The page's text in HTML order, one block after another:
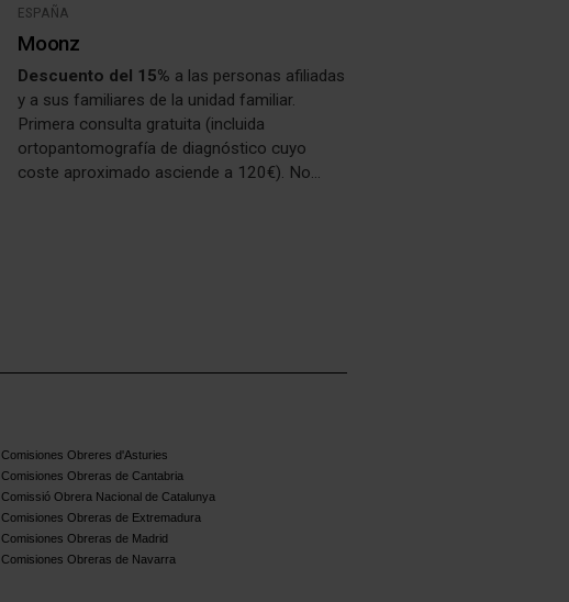
ESPAÑA
Moonz
Descuento del 15% a las personas afiliadas
y a sus familiares de la unidad familiar.
Primera consulta gratuita (incluida
ortopantomografía de diagnóstico cuyo
coste aproximado asciende a 120€). No
Comisiones Obreres d'Asturies
Comisiones Obreras de Cantabria
Comissió Obrera Nacional de Catalunya
Comisiones Obreras de Extremadura
Comisiones Obreras de Madrid
Comisiones Obreras de Navarra